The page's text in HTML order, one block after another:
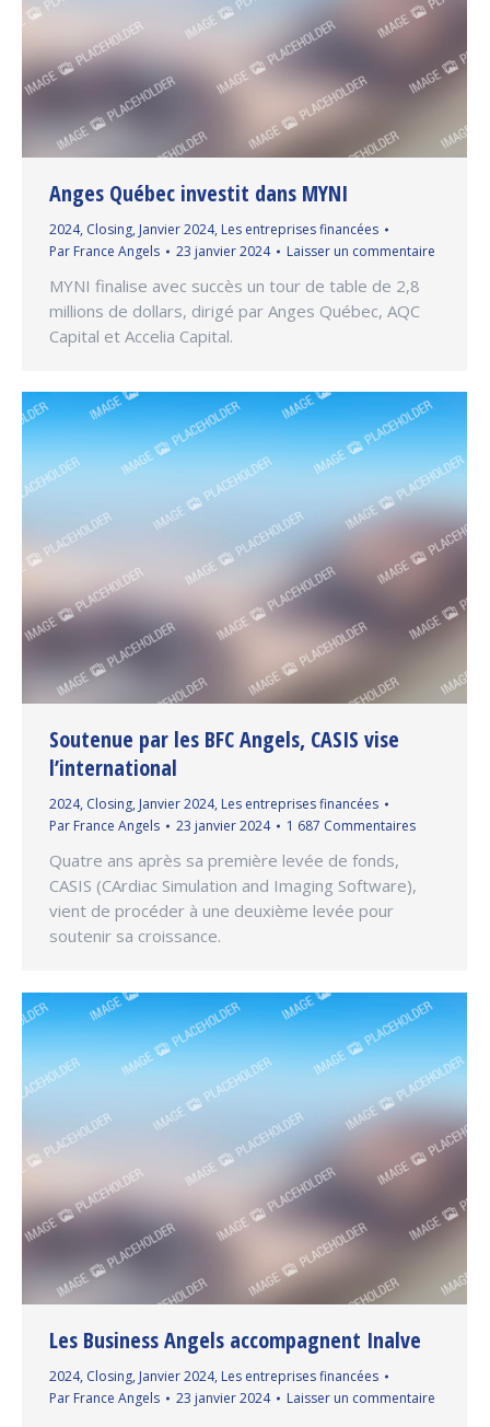
Anges Québec investit dans MYNI
2024, Closing, Janvier 2024, Les entreprises financées
Par France Angels 23 janvier 2024 Laisser un commentaire
MYNI finalise avec succès un tour de table de 2,8
millions de dollars, dirigé par Anges Québec, AQC
Capital et Accelia Capital.
Soutenue par les BFC Angels, CASIS vise
l’international
2024, Closing, Janvier 2024, Les entreprises financées
Par France Angels 23 janvier 2024 1 687 Commentaires
Quatre ans après sa première levée de fonds,
CASIS (CArdiac Simulation and Imaging Software),
vient de procéder à une deuxième levée pour
soutenir sa croissance.
Les Business Angels accompagnent Inalve
2024, Closing, Janvier 2024, Les entreprises financées
Par France Angels 23 janvier 2024 Laisser un commentaire